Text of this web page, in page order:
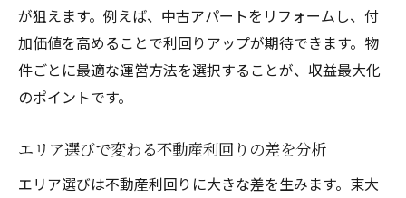
が狙えます。例えば、中古アパートをリフォームし、付
加価値を高めることで利回りアップが期待できます。物
件ごとに最適な運営方法を選択することが、収益最大化
のポイントです。
エリア選びで変わる不動産利回りの差を分析
エリア選びは不動産利回りに大きな差を生みます。東大